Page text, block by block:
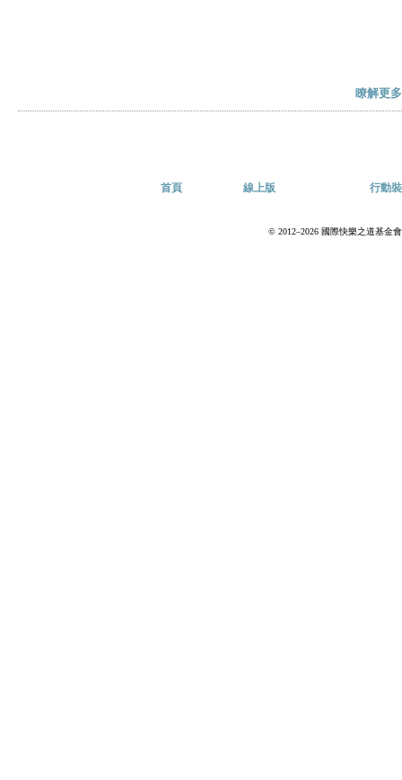
瞭解更
首頁 線上版 行動
© 2012–2026 國際快樂之道基金